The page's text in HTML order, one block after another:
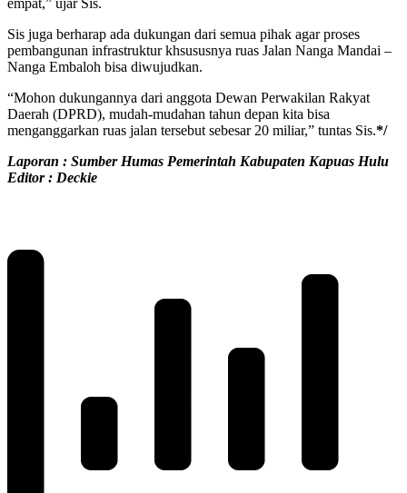
empat,” ujar Sis.
Sis juga berharap ada dukungan dari semua pihak agar proses
pembangunan infrastruktur khsususnya ruas Jalan Nanga Mandai –
Nanga Embaloh bisa diwujudkan.
“Mohon dukungannya dari anggota Dewan Perwakilan Rakyat
Daerah (DPRD), mudah-mudahan tahun depan kita bisa
menganggarkan ruas jalan tersebut sebesar 20 miliar,” tuntas Sis.*/
Laporan : Sumber Humas Pemerintah Kabupaten Kapuas Hulu
Editor : Deckie